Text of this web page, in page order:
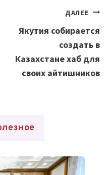
ДАЛЕЕ
Якутия собирается
создать в
Казахстане хаб для
своих айтишников